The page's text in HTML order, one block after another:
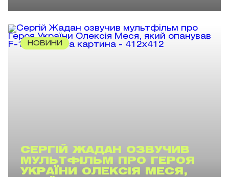
НОВИНИ
СЕРГІЙ ЖАДАН ОЗВУЧИВ
МУЛЬТФІЛЬМ ПРО ГЕРОЯ
УКРАЇНИ ОЛЕКСІЯ МЕСЯ,